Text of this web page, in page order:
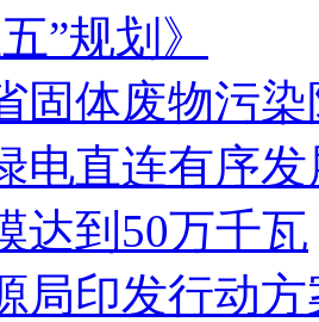
”规划》
固体废物污
电直连有序
达到50万千瓦
局印发行动